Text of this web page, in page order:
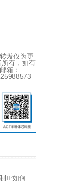
发仅为更
所有，如有
箱：
何赋能新兴产业增长